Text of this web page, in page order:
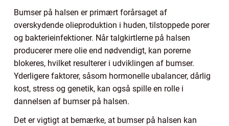
Bumser på halsen er primært forårsaget af
overskydende olieproduktion i huden, tilstoppede porer
og bakterieinfektioner. Når talgkirtlerne på halsen
producerer mere olie end nødvendigt, kan porerne
blokeres, hvilket resulterer i udviklingen af bumser.
Yderligere faktorer, såsom hormonelle ubalancer, dårlig
kost, stress og genetik, kan også spille en rolle i
dannelsen af bumser på halsen.
Det er vigtigt at bemærke, at bumser på halsen kan